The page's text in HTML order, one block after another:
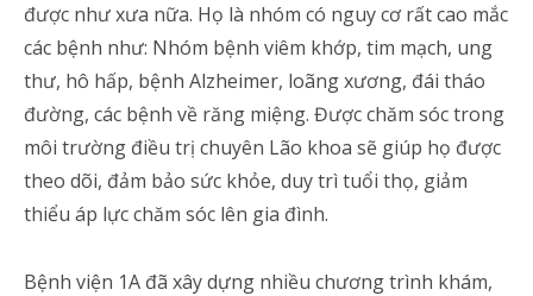
được như xưa nữa. Họ là nhóm có nguy cơ rất cao mắc
các bệnh như: Nhóm bệnh viêm khớp, tim mạch, ung
thư, hô hấp, bệnh Alzheimer, loãng xương, đái tháo
đường, các bệnh về răng miệng. Được chăm sóc trong
môi trường điều trị chuyên Lão khoa sẽ giúp họ được
theo dõi, đảm bảo sức khỏe, duy trì tuổi thọ, giảm
thiểu áp lực chăm sóc lên gia đình.
Bệnh viện 1A đã xây dựng nhiều chương trình khám,